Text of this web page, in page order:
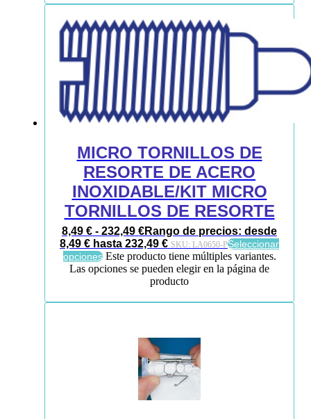
MICRO TORNILLOS DE
RESORTE DE ACERO
INOXIDABLE/KIT MICRO
TORNILLOS DE RESORTE
8,49 € - 232,49 €Rango de precios: desde
8,49 € hasta 232,49 € SKU: LA0650-PSeleccionar
opciones Este producto tiene múltiples variantes.
Las opciones se pueden elegir en la página de
producto